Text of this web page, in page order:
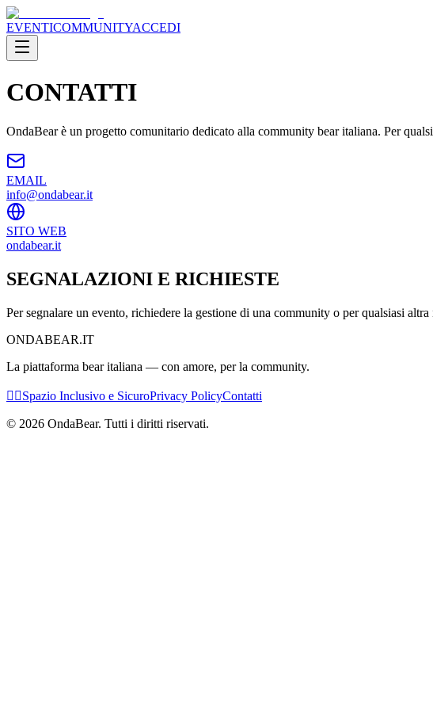
EVENTICOMMUNITYACCEDI
CONTATTI
OndaBear è un progetto comunitario dedicato alla community bear italiana. Per
EMAIL
info@ondabear.it
SITO WEB
ondabear.it
SEGNALAZIONI E RICHIESTE
Per segnalare un evento, richiedere la gestione di una community o per qualsiasi
ONDABEAR.IT
La piattaforma bear italiana — con amore, per la community.
🏳️‍🌈Spazio Inclusivo e SicuroPrivacy PolicyContatti
© 2026 OndaBear. Tutti i diritti riservati.